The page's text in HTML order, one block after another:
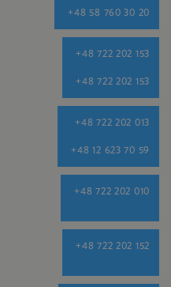
+48 58 760 30 20
+48 722 202 153
+48 722 202 153
+48 722 202 013
+48 12 623 70 59
+48 722 202 010
+48 722 202 152